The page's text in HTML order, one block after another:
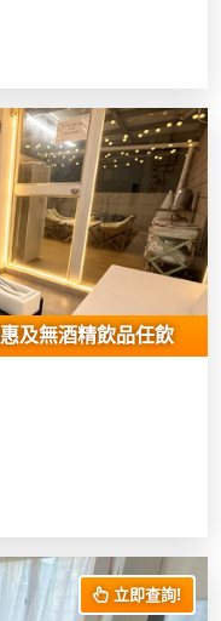
及無酒精飲品任飲
立即查詢!